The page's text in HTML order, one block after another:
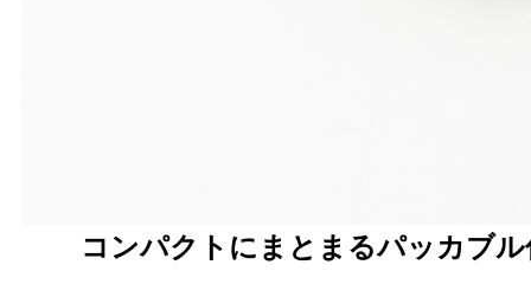
コンパクトにまとまるパッカブル